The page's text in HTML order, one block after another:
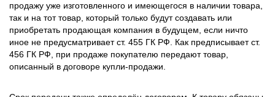
продажу уже изготовленного и имеющегося в наличии товара,
так и на тот товар, который только будут создавать или
приобретать продающая компания в будущем, если ничто
иное не предусматривает ст. 455 ГК РФ. Как предписывает ст.
456 ГК РФ, при продаже покупателю передают товар,
описанный в договоре купли-продажи.